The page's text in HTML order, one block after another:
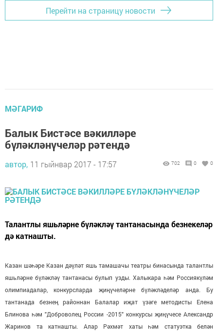
Перейти на страницу новости
МӘГАРИФ
Балык Бистәсе вәкилләре
бүләкләнүчеләр рәтендә
автор, 11 гыйнвар 2017 - 17:57 702 0 0
Талантлы яшьләрне бүләкләү тантанасында безнекеләр
дә катнашты.
Казан шәһәре Казан дәүләт яшь тамашачы театры бинасында талантлы
яшьләрне бүләкләү тантанасы булып узды. Халыкара һәм Россиякүләм
олимпиадалар, конкурсларда җиңүчеләрне бүләкләделәр анда. Бу
тантанада безнең районнан Балалар иҗат үзәге методисты Елена
Блинова һәм "Доброволец России -2015" конкурсы җиңүчесе Александр
Жаринов та катнашты. Алар Рәхмәт хаты һәм статуэтка белән